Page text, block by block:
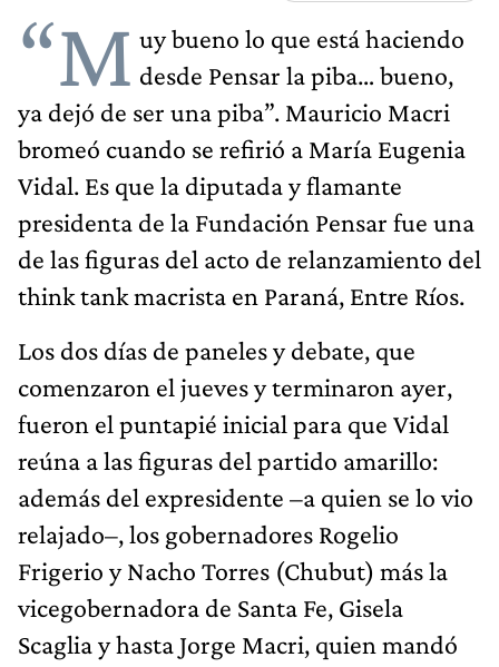
“M uy bueno lo que está haciendo
desde Pensar la piba… bueno,
ya dejó de ser una piba”. Mauricio Macri
bromeó cuando se refirió a María Eugenia
Vidal. Es que la diputada y flamante
presidenta de la Fundación Pensar fue una
de las figuras del acto de relanzamiento del
think tank macrista en Paraná, Entre Ríos.
Los dos días de paneles y debate, que
comenzaron el jueves y terminaron ayer,
fueron el puntapié inicial para que Vidal
reúna a las figuras del partido amarillo:
además del expresidente –a quien se lo vio
relajado–, los gobernadores Rogelio
Frigerio y Nacho Torres (Chubut) más la
vicegobernadora de Santa Fe, Gisela
Scaglia y hasta Jorge Macri, quien mandó